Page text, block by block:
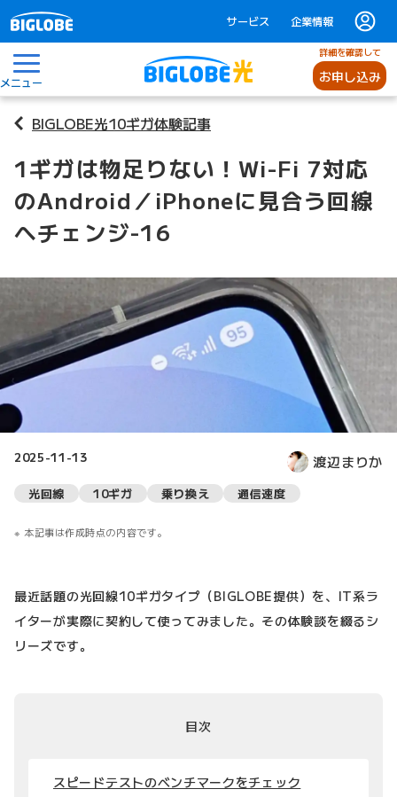
サービス 企業情報
メニュー
詳細を確認して
お申し込み
BIGLOBE光10ギガ体験記事
1ギガは物足りない！Wi-Fi 7対応
のAndroid／iPhoneに見合う回線
へチェンジ-16
2025-11-13 渡辺まりか
光回線 10ギガ 乗り換え 通信速度
本記事は作成時点の内容です。
最近話題の光回線10ギガタイプ（BIGLOBE提供）を、IT系ラ
イターが実際に契約して使ってみました。その体験談を綴るシ
リーズです。
目次
スピードテストのベンチマークをチェック